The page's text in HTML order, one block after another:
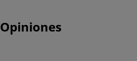
Opiniones